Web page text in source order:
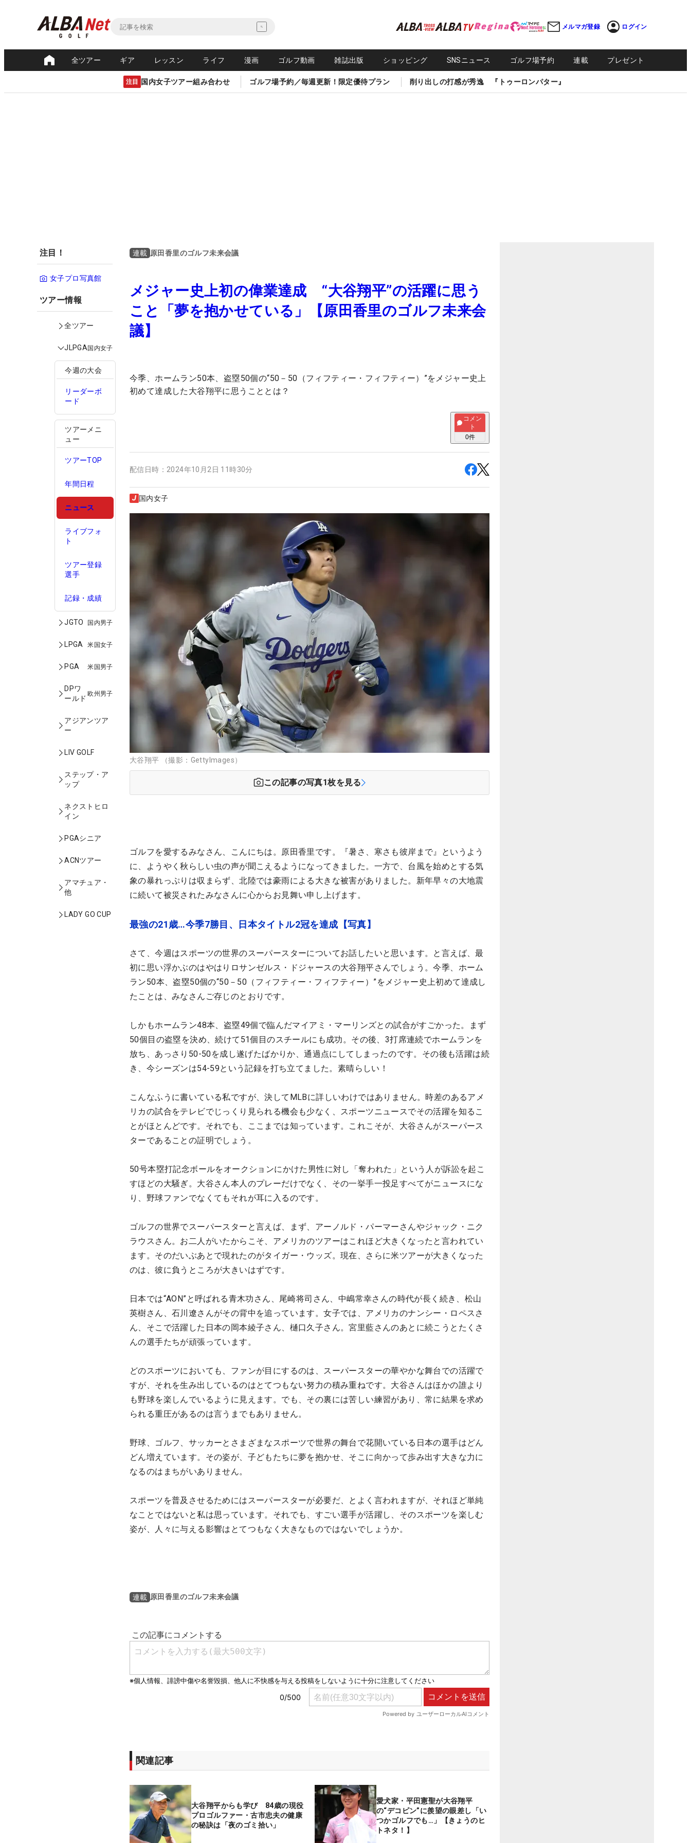
メルマガ登録 ログイン
全ツアー ギア レッスン ライフ 漫画 ゴルフ動画 雑誌出版 ショッピング SNSニュース ゴルフ場予約 連載 プレゼント
注目 国内女子ツアー組み合わせ ゴルフ場予約／毎週更新！限定優待プラン 削り出しの打感が秀逸 『トゥーロンパター』
注目！
女子プロ写真館
ツアー情報
全ツアー
JLPGA国内女子
今週の大会
リーダーボ
ード
ツアーメニ
ュー
ツアーTOP
年間日程
ニュース
ライブフォ
ト
ツアー登録
選手
記録・成績
JGTO 国内男子
LPGA 米国女子
PGA 米国男子
DPワ
ールド
欧州男子
アジアンツア
ー
LIV GOLF
ステップ・ア
ップ
ネクストヒロ
イン
PGAシニア
ACNツアー
アマチュア・
他
LADY GO CUP
連載 原田香里のゴルフ未来会議
メジャー史上初の偉業達成 “大谷翔平”の活躍に思う
こと「夢を抱かせている」【原田香里のゴルフ未来会
議】
今季、ホームラン50本、盗塁50個の“50－50（フィフティー・フィフティー）”をメジャー史上
初めて達成した大谷翔平に思うこととは？
コメン
ト
0件
配信日時： 2024年10月2日 11時30分
国内女子
大谷翔平 （撮影：GettyImages）
この記事の写真1枚を見る
ゴルフを愛するみなさん、こんにちは。原田香里です。『暑さ、寒さも彼岸まで』というよう
に、ようやく秋らしい虫の声が聞こえるようになってきました。一方で、台風を始めとする気
象の暴れっぷりは収まらず、北陸では豪雨による大きな被害がありました。新年早々の大地震
に続いて被災されたみなさんに心からお見舞い申し上げます。
最強の21歳…今季7勝目、日本タイトル2冠を達成【写真】
さて、今週はスポーツの世界のスーパースターについてお話したいと思います。と言えば、最
初に思い浮かぶのはやはりロサンゼルス・ドジャースの大谷翔平さんでしょう。今季、ホーム
ラン50本、盗塁50個の“50－50（フィフティー・フィフティー）”をメジャー史上初めて達成し
たことは、みなさんご存じのとおりです。
しかもホームラン48本、盗塁49個で臨んだマイアミ・マーリンズとの試合がすごかった。まず
50個目の盗塁を決め、続けて51個目のスチールにも成功。その後、3打席連続でホームランを
放ち、あっさり50-50を成し遂げたばかりか、通過点にしてしまったのです。その後も活躍は続
き、今シーズンは54-59という記録を打ち立てました。素晴らしい！
こんなふうに書いている私ですが、決してMLBに詳しいわけではありません。時差のあるアメ
リカの試合をテレビでじっくり見られる機会も少なく、スポーツニュースでその活躍を知るこ
とがほとんどです。それでも、ここまでは知っています。これこそが、大谷さんがスーパース
ターであることの証明でしょう。
50号本塁打記念ボールをオークションにかけた男性に対し「奪われた」という人が訴訟を起こ
すほどの大騒ぎ。大谷さん本人のプレーだけでなく、その一挙手一投足すべてがニュースにな
り、野球ファンでなくてもそれが耳に入るのです。
ゴルフの世界でスーパースターと言えば、まず、アーノルド・パーマーさんやジャック・ニク
ラウスさん。お二人がいたからこそ、アメリカのツアーはこれほど大きくなったと言われてい
ます。そのだいぶあとで現れたのがタイガー・ウッズ。現在、さらに米ツアーが大きくなった
のは、彼に負うところが大きいはずです。
日本では“AON”と呼ばれる青木功さん、尾崎将司さん、中嶋常幸さんの時代が長く続き、松山
英樹さん、石川遼さんがその背中を追っています。女子では、アメリカのナンシー・ロペスさ
ん、そこで活躍した日本の岡本綾子さん、樋口久子さん。宮里藍さんのあとに続こうとたくさ
んの選手たちが頑張っています。
どのスポーツにおいても、ファンが目にするのは、スーパースターの華やかな舞台での活躍で
すが、それを生み出しているのはとてつもない努力の積み重ねです。大谷さんはほかの誰より
も野球を楽しんでいるように見えます。でも、その裏には苦しい練習があり、常に結果を求め
られる重圧があるのは言うまでもありません。
野球、ゴルフ、サッカーとさまざまなスポーツで世界の舞台で花開いている日本の選手はどん
どん増えています。その姿が、子どもたちに夢を抱かせ、そこに向かって歩み出す大きな力に
なるのはまちがいありません。
スポーツを普及させるためにはスーパースターが必要だ、とよく言われますが、それほど単純
なことではないと私は思っています。それでも、すごい選手が活躍し、そのスポーツを楽しむ
姿が、人々に与える影響はとてつもなく大きなものではないでしょうか。
連載 原田香里のゴルフ未来会議
関連記事
大谷翔平からも学び 84歳の現役
プロゴルファー・古市忠夫の健康
の秘訣は「夜のゴミ拾い」
愛犬家・平田憲聖が大谷翔平
の“デコピン”に羨望の眼差し「い
つかゴルフでも…」【きょうのヒ
トネタ！】